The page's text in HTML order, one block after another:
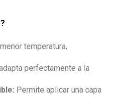
temperatura,
perfectamente a la
Permite aplicar una capa